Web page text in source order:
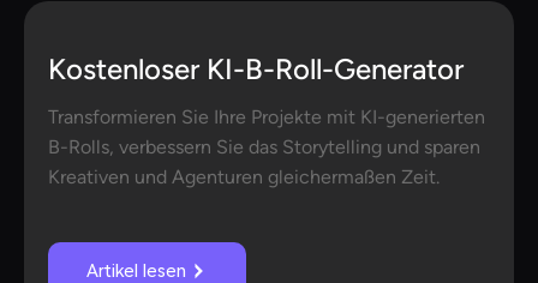
Kostenloser KI-B-Roll-Generator
Transformieren Sie Ihre Projekte mit KI-generierten
B-Rolls, verbessern Sie das Storytelling und sparen
Kreativen und Agenturen gleichermaßen Zeit.
Artikel lesen